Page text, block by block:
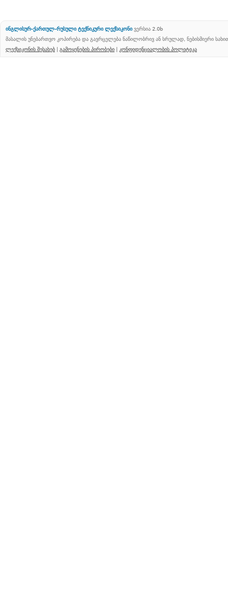
ინგლისურ-ქართულ-რუსული ტექნიკური ლექსიკონი ვერსია 2.0b
მასალის უნებართვო კოპირება და გავრცელება ნაწილობრივ ან სრულად, ნებისმიერი
ლექსიკონის შესახებ | გამოყენების პირობები | კონფიდენციალობის პოლიტიკა